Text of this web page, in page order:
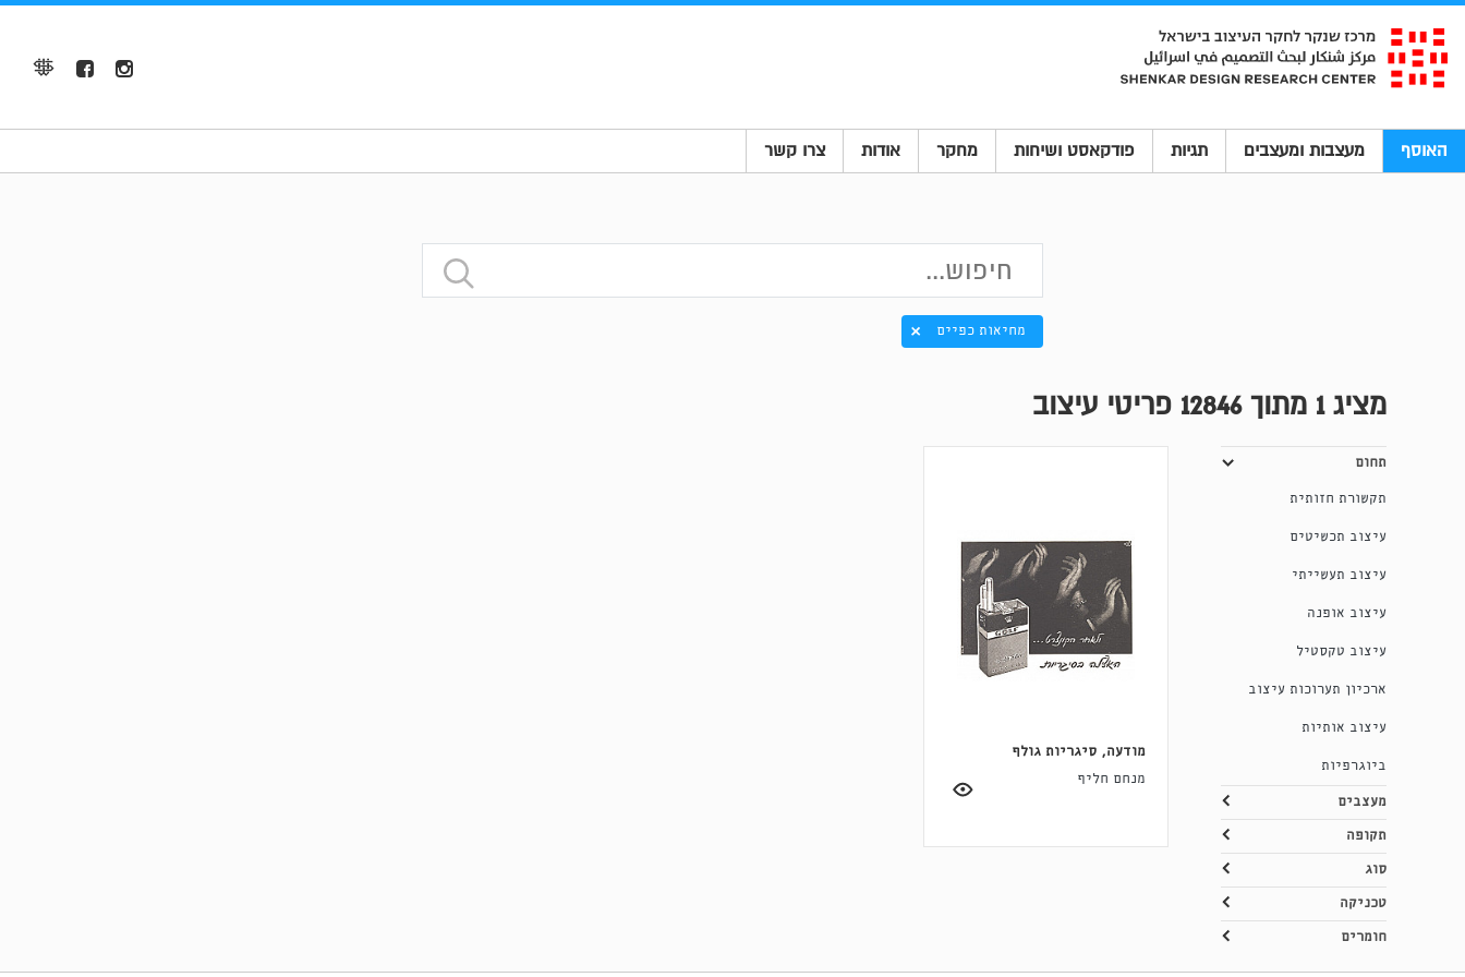
האוסף מעצבות ומעצבים תגיות פודקאסט ושיחות מחקר אודות צרו קשר
מחיאות כפיים
מציג1 מתוך 12846 פריטי עיצוב
תחום
תקשורת חזותית
עיצוב תכשיטים
עיצוב תעשייתי
עיצוב אופנה
עיצוב טקסטיל
ארכיון תערוכות עיצוב
עיצוב אותיות
ביוגרפיות
מעצבים
תקופה
סוג
טכניקה
חומרים
מודעה, סיגריות גולף
מנחם חליף